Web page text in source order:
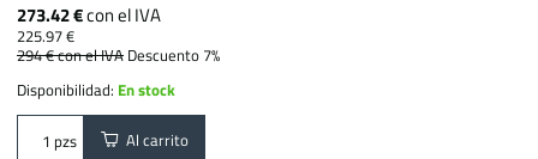
273.42 €con el IVA
225.97 €
294 €con el IVA Descuento 7%
Disponibilidad: En stock
pzs Al carrito